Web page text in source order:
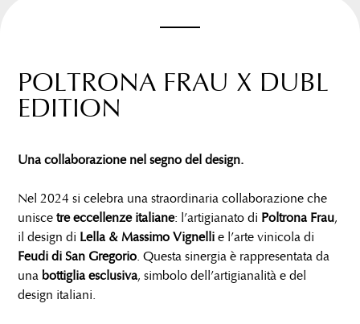
POLTRONA FRAU X DUBL
EDITION
Una collaborazione nel segno del design.
Nel 2024 si celebra una straordinaria collaborazione che
uniscetre eccellenze italiane: l’artigianato di Poltrona Frau,
il design di Lella & Massimo Vignelli e l’arte vinicola di
Feudi di San Gregorio. Questa sinergia è rappresentata da
una bottiglia esclusiva, simbolo dell’artigianalità e del
design italiani.